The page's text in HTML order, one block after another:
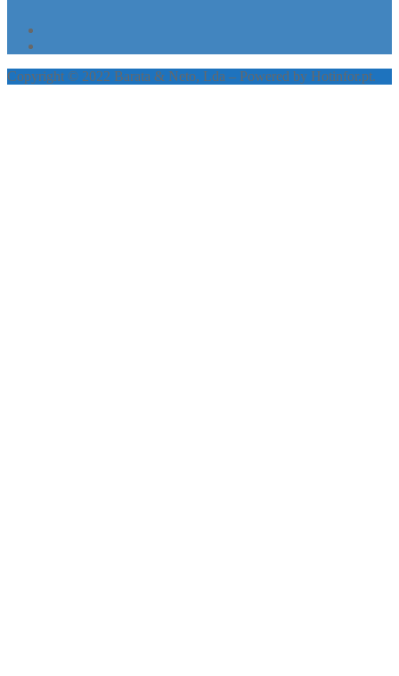
Copyright © 2022 Barata & Neto, Lda – Powered by Hotinfor.pt.